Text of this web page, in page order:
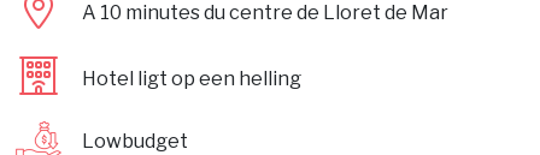
A 10 minutes du centre de Lloret de Mar
Hotel ligt op een helling
Lowbudget